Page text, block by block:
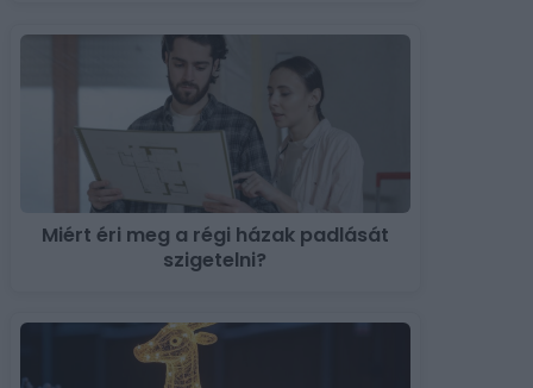
Miért éri meg a régi házak padlását
szigetelni?